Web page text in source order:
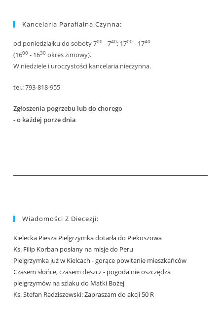
Kancelaria Parafialna Czynna:
od poniedziałku do soboty 700 - 740; 1700 - 1740
(1600 - 1630 okres zimowy).
W niedziele i uroczystości kancelaria nieczynna.
tel.: 793-818-955
Zgłoszenia pogrzebu lub do chorego
- o każdej porze dnia
Wiadomości Z Diecezji:
Kielecka Piesza Pielgrzymka dotarła do Piekoszowa
Ks. Filip Korban posłany na misje do Peru
Pielgrzymka już w Kielcach - gorące powitanie mieszkańców
Czasem słońce, czasem deszcz - pogoda nie oszczędza
pielgrzymów na szlaku do Matki Bożej
Ks. Stefan Radziszewski: Zapraszam do akcji 50 R